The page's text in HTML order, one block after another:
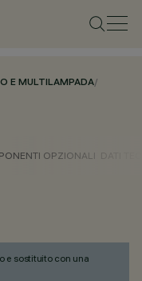
E MULTILAMPADA/
OPZIONALI
e sostituito con una